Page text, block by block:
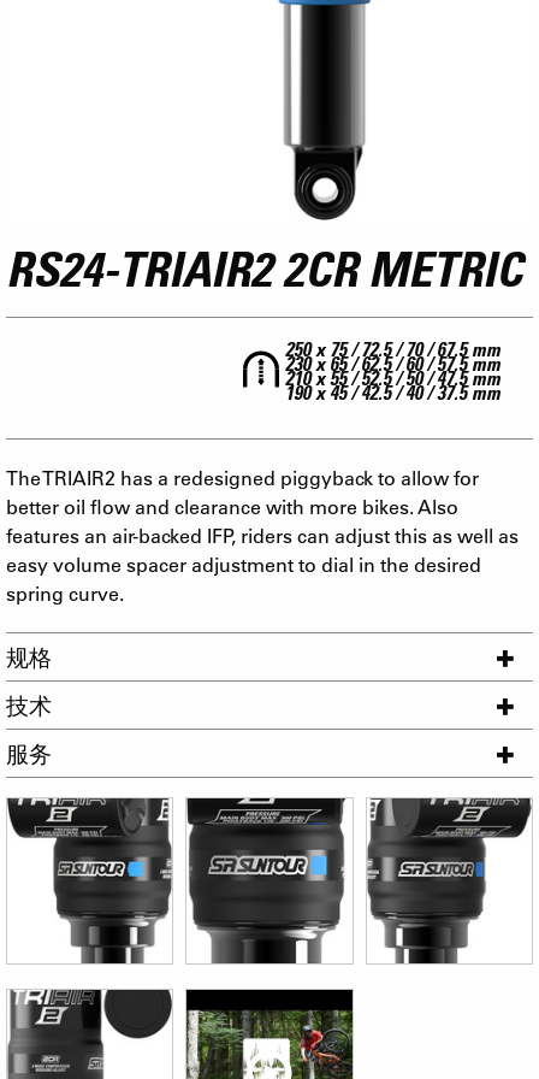
RS24-TRIAIR2 2CR METRIC
250 x 75 / 72.5 / 70 / 67.5 mm
230 x 65 / 62.5 / 60 / 57.5 mm
210 x 55 / 52.5 / 50 / 47.5 mm
190 x 45 / 42.5 / 40 / 37.5 mm
The TRIAIR2 has a redesigned piggyback to allow for
better oil flow and clearance with more bikes. Also
features an air-backed IFP, riders can adjust this as well as
easy volume spacer adjustment to dial in the desired
spring curve.
规格
技术
服务